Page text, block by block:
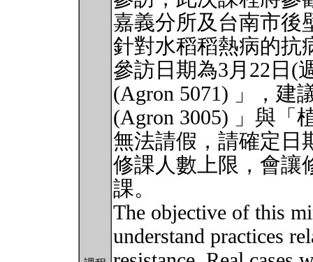
嘉義分所及台南市後
針對水稻稻熱病的抗
參訪日期為3月22日(
(Agron 5071) 」，建
(Agron 3005) 」與「
無法請假，請確定日
修課人數上限，會讓
課。
The objective of this
understand practices